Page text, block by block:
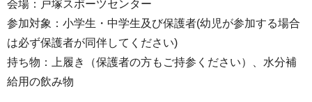
会場：戸塚スポーツセンター
参加対象：小学生・中学生及び保護者(幼児が参加する場合
は必ず保護者が同伴してください)
持ち物：上履き（保護者の方もご持参ください）、水分補
給用の飲み物